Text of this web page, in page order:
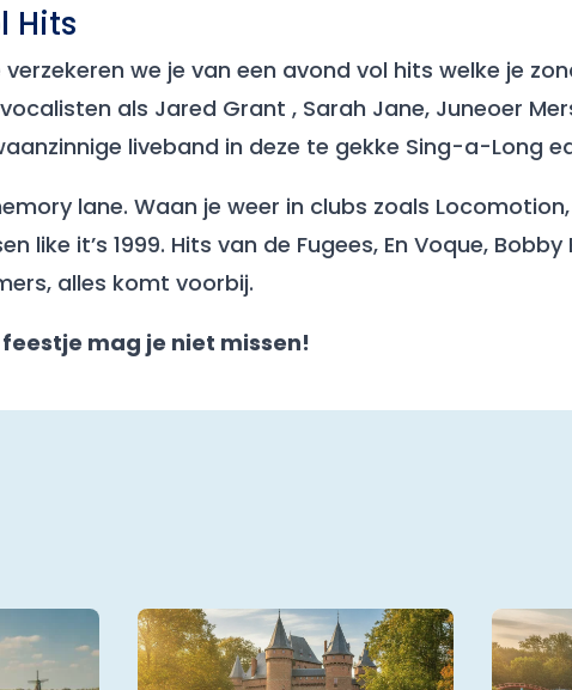
Hits
we je van een avond vol hits welke je
als Jared Grant , Sarah Jane, Juneoer
liveband in deze te gekke Sing-a-Long
lane. Waan je weer in clubs zoals Locomotion,
it’s 1999. Hits van de Fugees, En Voque,
alles komt voorbij.
mag je niet missen!